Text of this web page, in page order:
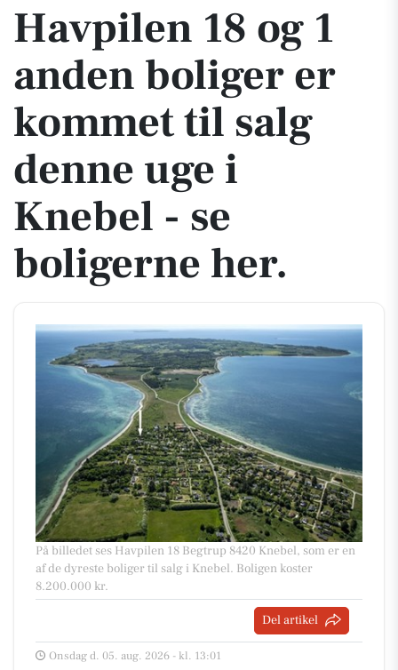
Havpilen 18 og 1
anden boliger er
kommet til salg
denne uge i
Knebel - se
boligerne her.
På billedet ses Havpilen 18 Begtrup 8420 Knebel, som er en
af de dyreste boliger til salg i Knebel. Boligen koster
8.200.000 kr.
Del artikel
Onsdag d. 05. aug. 2026 - kl. 13:01